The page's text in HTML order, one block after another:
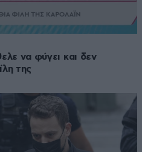
να φύγει και δεν
της